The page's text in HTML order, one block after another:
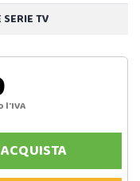
TV
l'IVA
ACQUISTA